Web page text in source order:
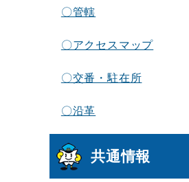
〇管轄
〇アクセスマップ
〇交番・駐在所
〇沿革
共通情報